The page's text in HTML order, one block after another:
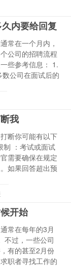
内要给回复
常在一个月内，
公司的招聘流程
些参考信息： 1.
公司在面试后的
我
断你可能有以下
制 ：考试或面试
需要确保在规定
如果回答超出预
开始
常在每年的3月
不过，一些公司
有的甚至2月份
职者寻找工作的